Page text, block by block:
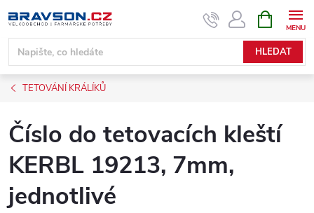
na
obsah
HLEDAT
NÁKUPNÍ
KOŠÍK
TETOVÁNÍ KRÁLÍKŮ
Číslo do tetovacích kleští
KERBL 19213, 7mm,
jednotlivé